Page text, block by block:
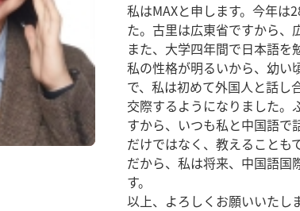
私はMAXと申します。今年
た。古里は広東省ですから、
また、大学四年間で日本語を
私の性格が明るいから、幼い
で、私は初めて外国人と話し
交際するようになりました。
すから、いつも私と中国語で
だけではなく、教えることも
だから、私は将来、中国語国
す。
以上、よろしくお願いいたし